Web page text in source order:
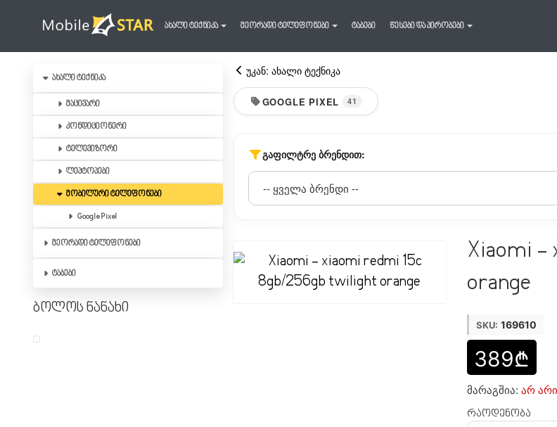
ახალი ტექნიკა მეორადი ტელეფონები ტაბები წესები და პირობები
ახალი ტექნიკა
მაცივარი
კონდიციონერი
ტელევიზორი
ლეპტოპები
მობილური ტელეფონები
Google Pixel
მეორადი ტელეფონები
ტაბები
ბოლოს ნანახი
უკან: ახალი ტექნიკა
GOOGLE PIXEL 41
ᲒᲐᲤᲘᲚᲢᲠᲔ ᲑᲠᲔᲜᲓᲘᲗ:
Xiaomi -
orange
SKU: 169610
389₾
მარაგშია: არ
რაოდენობა